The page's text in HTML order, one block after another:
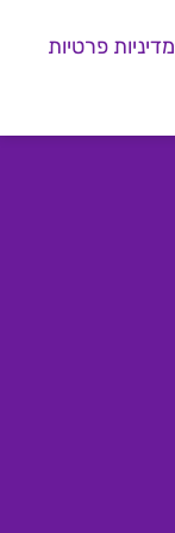
מדיניות פרטיות